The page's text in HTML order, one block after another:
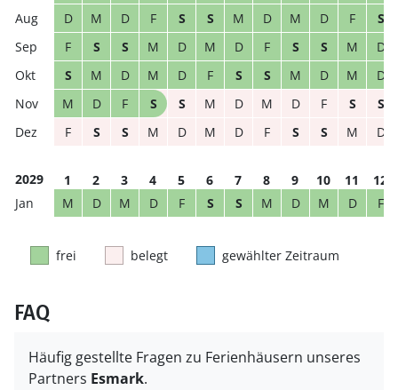
D
M D F S S M D M D F
S
F
S S M D M D F S S M
D
S
M D M D F S S M D M
D
M
D F S S M D M D F S
S
F
S S M D M D F S S M D
2029 1 2 3 4 5 6 7 8 9 10 11
12
M
D M D F S S M D M D F
frei belegt gewählter Zeitraum
FAQ
Häufig gestellte Fragen zu Ferienhäusern unseres
Partners Esmark.